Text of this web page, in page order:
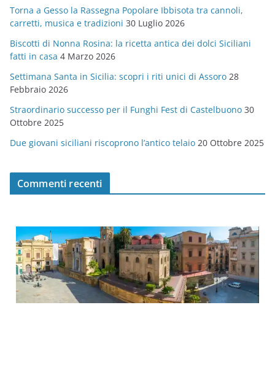
o
r
i
e
Torna a Gesso la Rassegna Popolare Ibbisota tra cannoli,
carretti, musica e tradizioni 30 Luglio 2026
Biscotti di Nonna Rosina: la ricetta antica dei dolci Siciliani
fatti in casa 4 Marzo 2026
Settimana Santa in Sicilia: scopri i riti unici di Assoro 28
Febbraio 2026
Straordinario successo per il Funghi Fest di Castelbuono 30
Ottobre 2025
Due giovani siciliani riscoprono l’antico telaio 20 Ottobre 2025
Commenti recenti